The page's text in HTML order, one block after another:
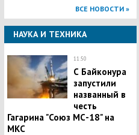
ВСЕ НОВОСТИ »
НАУКА И ТЕХНИКА
11:50
С Байконура
запустили
названный в
честь
Гагарина "Союз МС-18" на
МКС